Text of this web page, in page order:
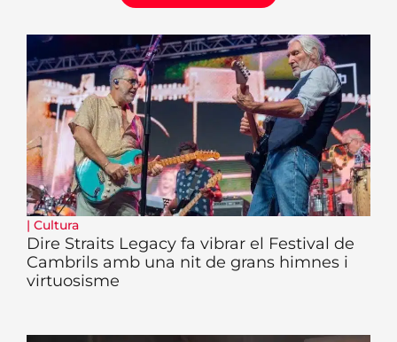
| Cultura
Dire Straits Legacy fa vibrar el Festival de
Cambrils amb una nit de grans himnes i
virtuosisme